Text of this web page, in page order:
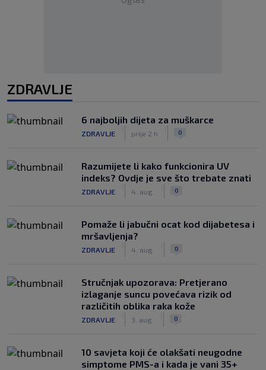
ZDRAVLJE
6 najboljih dijeta za muškarce
ZDRAVLJE prije 2 h 0
Razumijete li kako funkcionira UV
indeks? Ovdje je sve što trebate znati
ZDRAVLJE 4. aug. 0
Pomaže li jabučni ocat kod dijabetesa i
mršavljenja?
ZDRAVLJE 4. aug. 0
Stručnjak upozorava: Pretjerano
izlaganje suncu povećava rizik od
različitih oblika raka kože
ZDRAVLJE 3. aug. 0
10 savjeta koji će olakšati neugodne
simptome PMS-a i kada je vani 35+